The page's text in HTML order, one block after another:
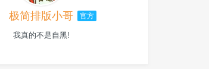
极简排版小哥 官方
我真的不是自黑!